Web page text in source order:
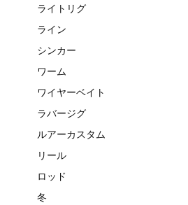
ライトリグ
ライン
シンカー
ワーム
ワイヤーベイト
ラバージグ
ルアーカスタム
リール
ロッド
冬